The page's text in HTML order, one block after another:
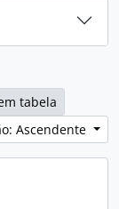
tabela
Ascendente